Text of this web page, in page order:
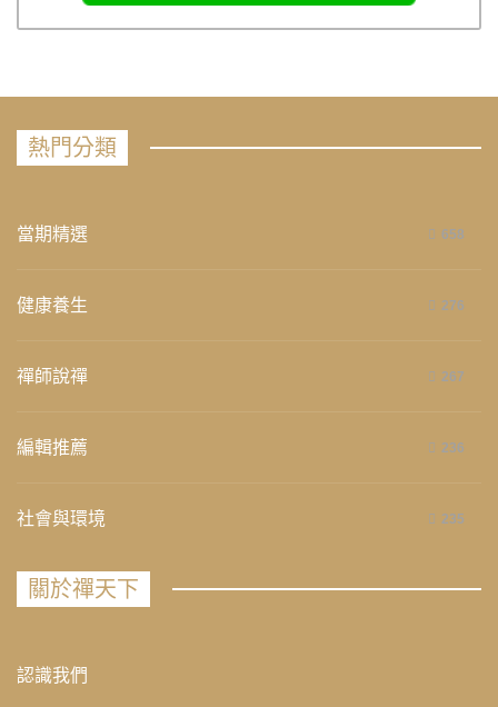
熱門分類
當期精選 658
健康養生 276
禪師說禪 267
編輯推薦 236
社會與環境 235
關於禪天下
認識我們